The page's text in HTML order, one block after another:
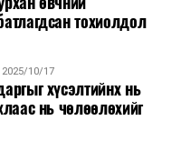
тохиолдол
2025/10/17
хүсэлтийнх нь
нь чөлөөлөхийг